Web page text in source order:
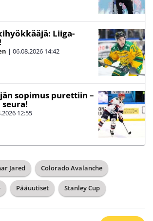
Liiga-
| 06.08.2026 14:42
sopimus purettiin –
12:55
Jared Colorado Avalanche
Pääuutiset Stanley Cup